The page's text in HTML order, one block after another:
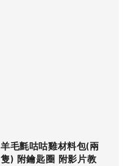
羊毛氈咕咕雞材料包(兩
隻) 附鑰匙圈 附影片教